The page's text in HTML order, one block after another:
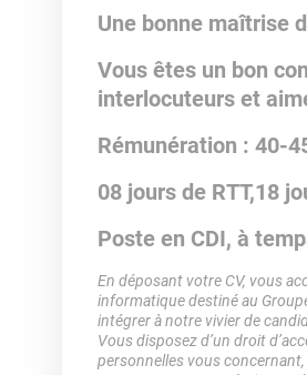
Une bonne maîtrise
Vous êtes un bon
interlocuteurs et
Rémunération : 40-
08 jours de RTT,18
Poste en CDI, à
En déposant votre CV, vous
informatique destiné au
intégrer à notre vivier de
Vous disposez d’un droit
personnelles vous